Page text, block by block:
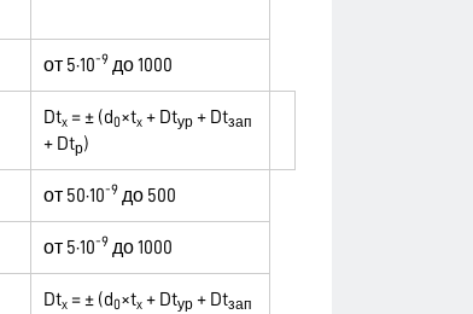
от 5·10-9 до 1000
Dtx = ± (d0×tx + Dtур + Dtзап
+ Dtр)
от 50·10-9 до 500
от 5·10-9 до 1000
Dtx = ± (d0×tx + Dtур + Dtзап